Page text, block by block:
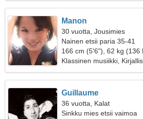
Manon
30 vuotta, Jousimies
Nainen etsii paria 35-41
166 cm (5'6"), 62 kg (136
Klassinen musiikki,
Guillaume
36 vuotta, Kalat
Sinkku mies etsii vaimoa